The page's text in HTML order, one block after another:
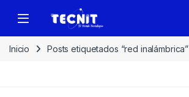
Inicio Posts etiquetados “red inalámbrica”